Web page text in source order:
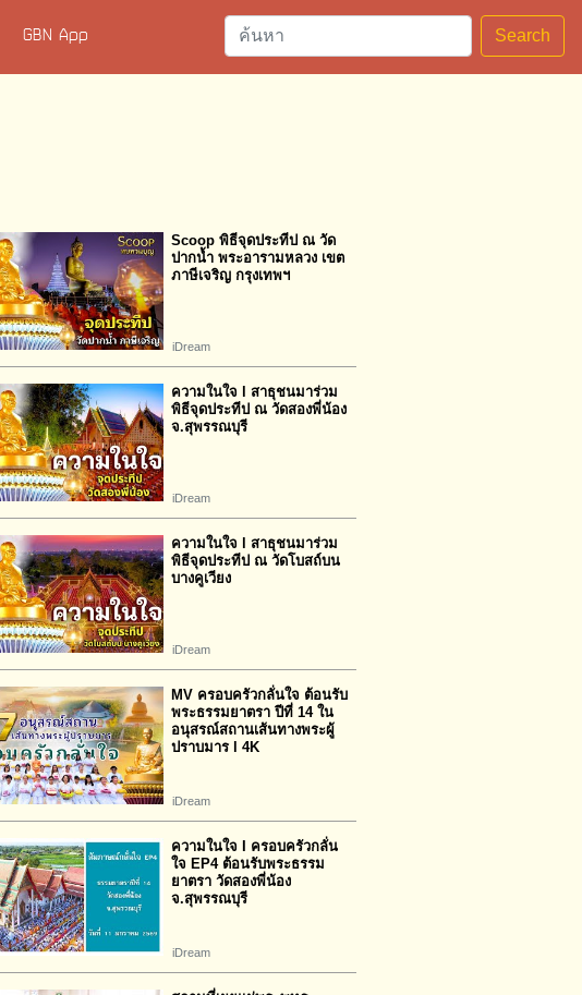
GBN App Search
Scoop พิธีจุดประทีป ณ วัด
ปากน้ำ พระอารามหลวง เขต
ภาษีเจริญ กรุงเทพฯ
iDream
ความในใจ l สาธุชนมาร่วม
พิธีจุดประทีป ณ วัดสองพี่น้อง
จ.สุพรรณบุรี
iDream
ความในใจ l สาธุชนมาร่วม
พิธีจุดประทีป ณ วัดโบสถ์บน
บางคูเวียง
iDream
MV ครอบครัวกลั่นใจ ต้อนรับ
พระธรรมยาตรา ปีที่ 14 ใน
อนุสรณ์สถานเส้นทางพระผู้
ปราบมาร l 4K
iDream
ความในใจ I ครอบครัวกลั่น
ใจ EP4 ต้อนรับพระธรรม
ยาตรา วัดสองพี่น้อง
จ.สุพรรณบุรี
iDream